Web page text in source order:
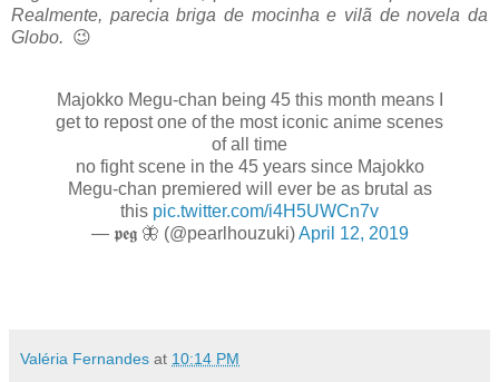
Realmente, parecia briga de mocinha e vilã de novela da
Globo. 😉
Majokko Megu-chan being 45 this month means I
get to repost one of the most iconic anime scenes
of all time
no fight scene in the 45 years since Majokko
Megu-chan premiered will ever be as brutal as
this pic.twitter.com/i4H5UWCn7v
— 𝖕𝖊𝖌 🦋 (@pearlhouzuki)April 12, 2019
Valéria Fernandes at 10:14 PM